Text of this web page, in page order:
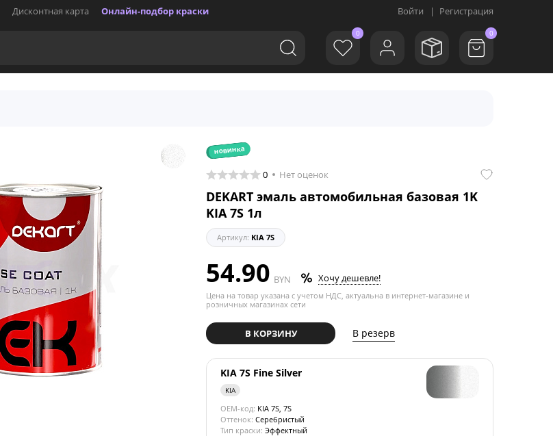
Дисконтная карта Онлайн-подбор краски Войти | Регистрация
0 0
новинка
0 Нет оценок
DEKART эмаль автомобильная базовая 1K
KIA 7S 1л
Артикул: KIA 7S
54.90 BYN Хочу дешевле!
Цена на товар указана с учетом НДС, актуальна в интернет-магазине и
розничных магазинах сети
В КОРЗИНУ В резерв
KIA 7S Fine Silver
KIA
OEM-код: KIA 7S, 7S
Оттенок: Серебристый
Тип краски: Эффектный